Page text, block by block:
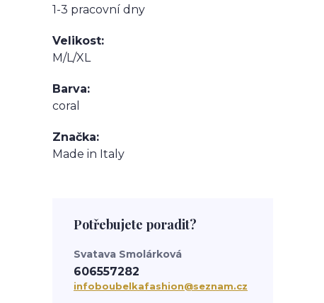
1-3 pracovní dny
Velikost
M/L/XL
Barva
coral
Značka
Made in Italy
Potřebujete poradit?
Svatava Smolárková
606557282
infoboubelkafashion@seznam.cz